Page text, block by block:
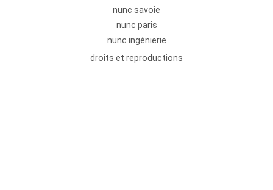
nunc savoie
nunc paris
nunc ingénierie
droits et reproductions